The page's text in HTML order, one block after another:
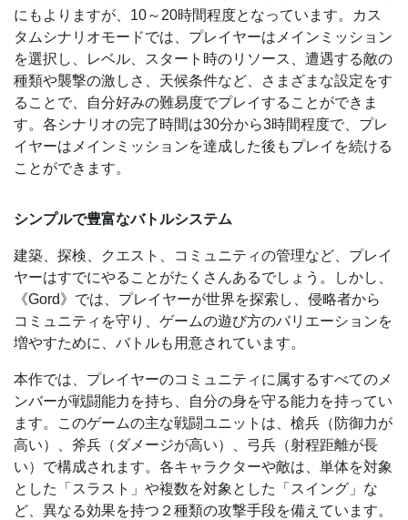
にもよりますが、10～20時間程度となっています。カス
タムシナリオモードでは、プレイヤーはメインミッション
を選択し、レベル、スタート時のリソース、遭遇する敵の
種類や襲撃の激しさ、天候条件など、さまざまな設定をす
ることで、自分好みの難易度でプレイすることができま
す。各シナリオの完了時間は30分から3時間程度で、プレ
イヤーはメインミッションを達成した後もプレイを続ける
ことができます。
シンプルで豊富なバトルシステム
建築、探検、クエスト、コミュニティの管理など、プレイ
ヤーはすでにやることがたくさんあるでしょう。しかし、
《Gord》では、プレイヤーが世界を探索し、侵略者から
コミュニティを守り、ゲームの遊び方のバリエーションを
増やすために、バトルも用意されています。
本作では、プレイヤーのコミュニティに属するすべてのメ
ンバーが戦闘能力を持ち、自分の身を守る能力を持ってい
ます。このゲームの主な戦闘ユニットは、槍兵（防御力が
高い）、斧兵（ダメージが高い）、弓兵（射程距離が長
い）で構成されます。各キャラクターや敵は、単体を対象
とした「スラスト」や複数を対象とした「スイング」な
ど、異なる効果を持つ２種類の攻撃手段を備えています。